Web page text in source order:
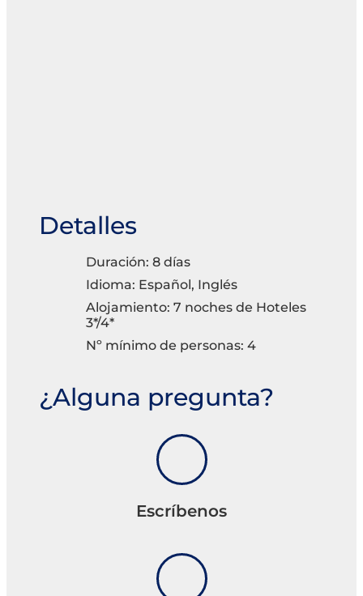
Detalles
Duración: 8 días
Idioma: Español, Inglés
Alojamiento: 7 noches de Hoteles
3*/4*
Nº mínimo de personas: 4
¿Alguna pregunta?
Escríbenos